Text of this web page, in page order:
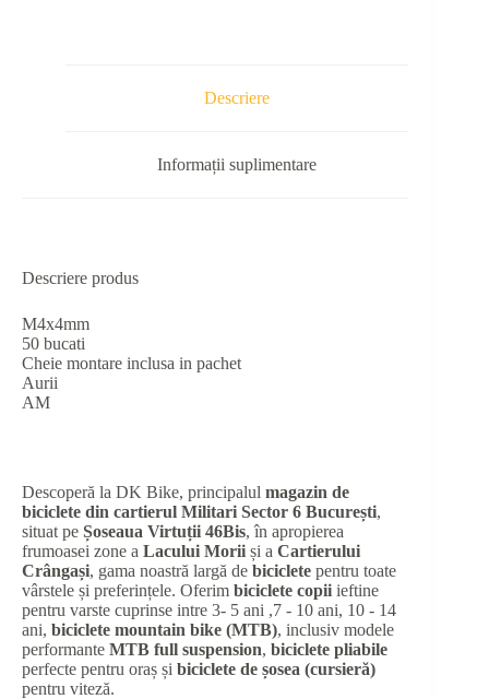
Descriere
Informații suplimentare
Descriere produs
M4x4mm
50 bucati
Cheie montare inclusa in pachet
Aurii
AM
Descoperă la DK Bike, principalul magazin de
biciclete din cartierul Militari Sector 6 București,
situat pe Șoseaua Virtuții 46Bis, în apropierea
frumoasei zone a Lacului Morii și a Cartierului
Crângași, gama noastră largă de biciclete pentru toate
vârstele și preferințele. Oferim biciclete copii ieftine
pentru varste cuprinse intre 3- 5 ani ,7 - 10 ani, 10 - 14
ani, biciclete mountain bike (MTB), inclusiv modele
performante MTB full suspension, biciclete pliabile
perfecte pentru oraș și biciclete de șosea (cursieră)
pentru viteză.